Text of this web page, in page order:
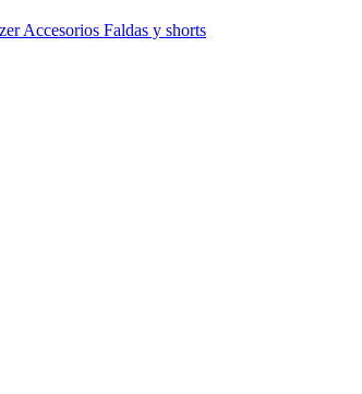
Accesorios Faldas y shorts